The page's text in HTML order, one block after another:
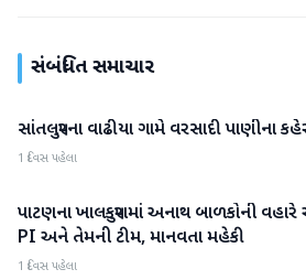
સંબંધિત સમાચાર
પાટણ
સાંતલપુરના વાઢીયા ગામે વરસાદી પાણીના
1 દિવસ પહેલા
પાટણ
પાટણના ખાલકપુરામાં અનાથ બાળકોની
PI અને તેમની ટીમ, માનવતા મહેકી
1 દિવસ પહેલા